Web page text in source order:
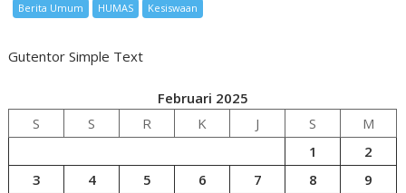
Berita Umum HUMAS Kesiswaan
Gutentor Simple Text
Februari 2025
S
S R K J S
M
1
2
3
4 5 6 7 8
9